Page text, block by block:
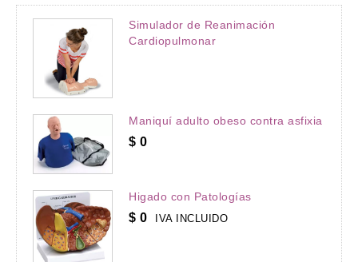
Simulador de Reanimación
Cardiopulmonar
Maniquí adulto obeso contra asfixia
$ 0
Higado con Patologías
$ 0 IVA INCLUIDO